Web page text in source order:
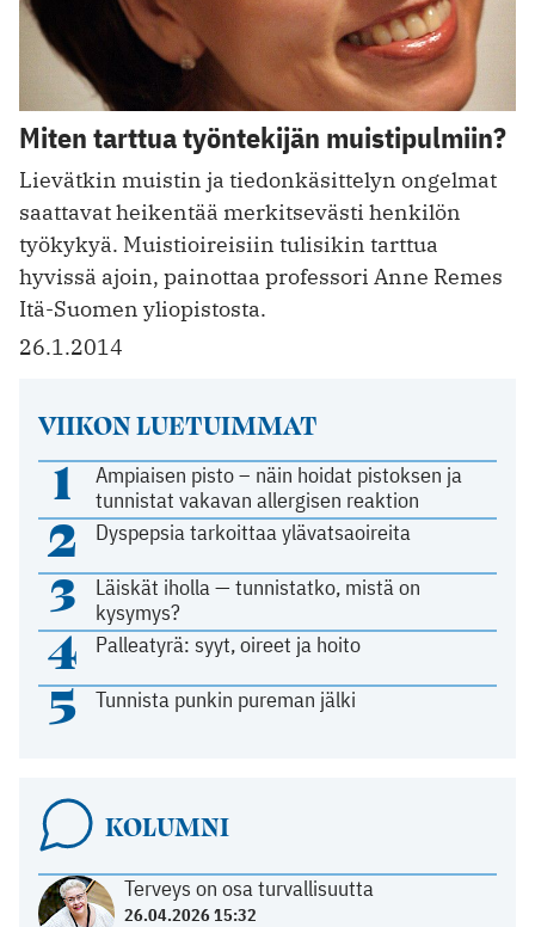
Miten tarttua työntekijän muistipulmiin?
Lievätkin muistin ja tiedonkäsittelyn ongelmat
saattavat heikentää merkitsevästi henkilön
työkykyä. Muistioireisiin tulisikin tarttua
hyvissä ajoin, painottaa professori Anne Remes
Itä-Suomen yliopistosta.
26.1.2014
VIIKON LUETUIMMAT
1
Ampiaisen pisto – näin hoidat pistoksen ja
tunnistat vakavan allergisen reaktion
2 Dyspepsia tarkoittaa ylävatsaoireita
3
Läiskät iholla — tunnistatko, mistä on
kysymys?
4 Palleatyrä: syyt, oireet ja hoito
5 Tunnista punkin pureman jälki
KOLUMNI
Terveys on osa turvallisuutta
26.04.2026 15:32